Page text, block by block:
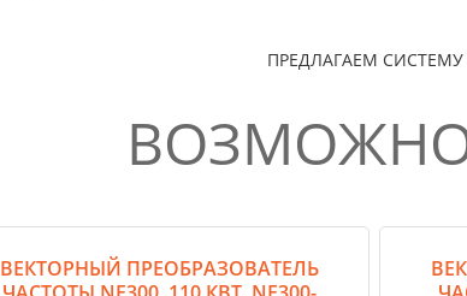
ПРЕДЛАГАЕМ
ВОЗМОЖНО
ВЕКТОРНЫЙ ПРЕОБРАЗОВАТЕЛЬ